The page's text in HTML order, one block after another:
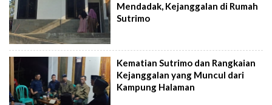
Mendadak, Kejanggalan di Rumah
Sutrimo
Kematian Sutrimo dan Rangkaian
Kejanggalan yang Muncul dari
Kampung Halaman